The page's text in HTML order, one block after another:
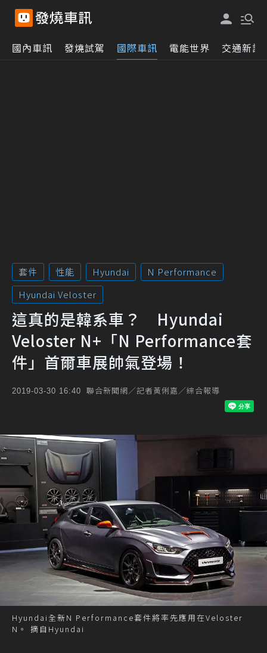
國內車訊 發燒試駕 國際車訊 電能世界 交通新訊
套件 性能 Hyundai
N Performance
Hyundai Veloster
這真的是韓系車？ Hyundai
Veloster N+「N Performance套
件」首爾車展帥氣登場！
2019-03-30 16:40 聯合新聞網／記者黃俐嘉／綜合報導
Hyundai全新N Performance套件將率先應用在Veloster
N。 摘自Hyundai